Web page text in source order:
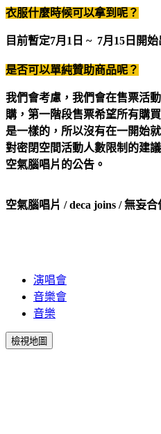
衣服什麼時候可以拿到呢？
目前暫定7月1日 ~ 7月15日開
是否可以單純贊助商品呢？
我們會考慮，我們會在售票活
購，第一階段售票希望所有購
是一樣的，所以沒有在一開始
對密閉空間活動人數限制的建
空氣腦唱片的公告。
空氣腦唱片 / deca joins / 無妄合
演唱會
音樂會
音樂
檢視地圖